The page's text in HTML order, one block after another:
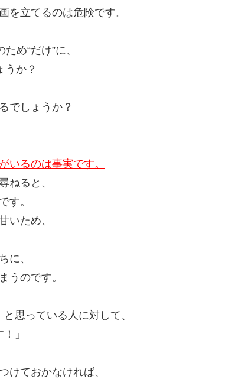
を立てるのは危険です。
め“だけ”に、
うか？
でしょうか？
いるのは事実です。
ねると、
す。
いため、
に、
うのです。
思っている人に対して、
」
けておかなければ、